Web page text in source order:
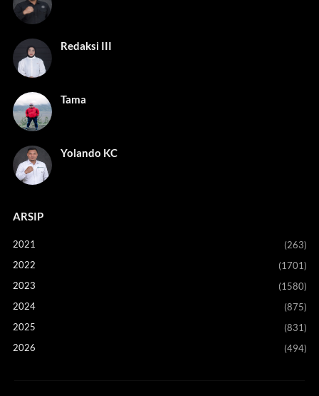
Redaksi III
Tama
Yolando KC
ARSIP
2021
(263)
2022
(1701)
2023
(1580)
2024
(875)
2025
(831)
2026
(494)